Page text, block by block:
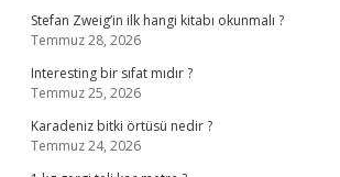
Stefan Zweig’in ilk hangi kitabı okunmalı ?
Temmuz 28, 2026
Interesting bir sıfat mıdır ?
Temmuz 25, 2026
Karadeniz bitki örtüsü nedir ?
Temmuz 24, 2026